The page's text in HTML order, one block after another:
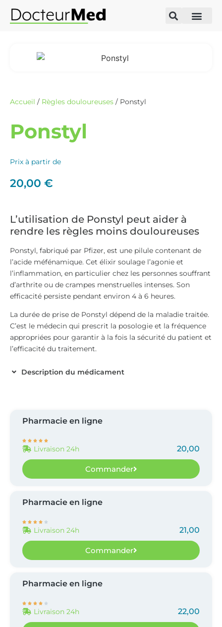
Accueil / Règles douloureuses / Ponstyl
Ponstyl
Prix à partir de
20,00 €
L’utilisation de Ponstyl peut aider à
rendre les règles moins douloureuses
Ponstyl, fabriqué par Pfizer, est une pilule contenant de
l’acide méfénamique. Cet élixir soulage l’agonie et
l’inflammation, en particulier chez les personnes souffrant
d’arthrite ou de crampes menstruelles intenses. Son
efficacité persiste pendant environ 4 à 6 heures.
La durée de prise de Ponstyl dépend de la maladie traitée.
C’est le médecin qui prescrit la posologie et la fréquence
appropriées pour garantir à la fois la sécurité du patient et
l’efficacité du traitement.
Description du médicament
Pharmacie en ligne
    
Livraison 24h 20,00
Commander
Pharmacie en ligne
    
Livraison 24h 21,00
Commander
Pharmacie en ligne
    
Livraison 24h 22,00